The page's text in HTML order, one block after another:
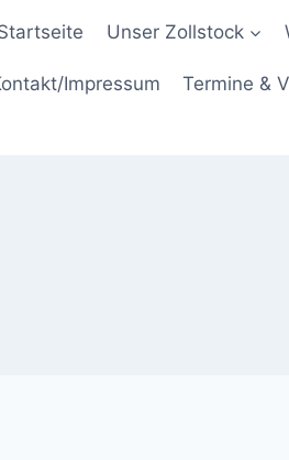
Unser Zollstock
Impressum Termine &